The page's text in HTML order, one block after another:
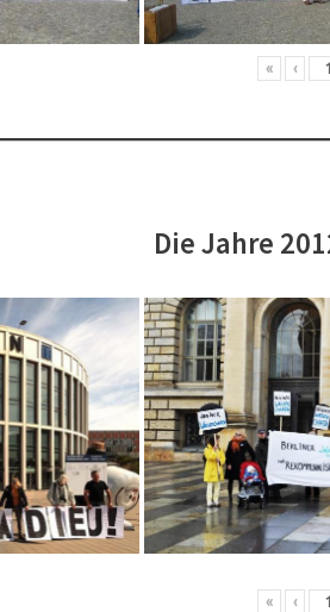
« ‹
Die Jahre
« ‹